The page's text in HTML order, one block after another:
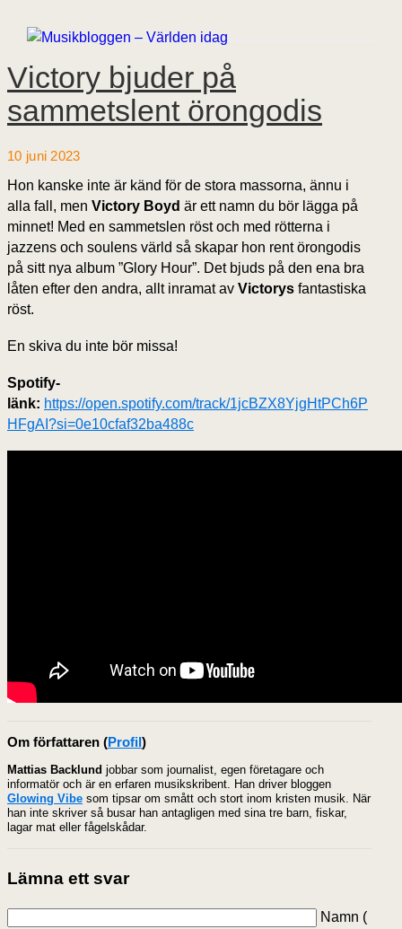
Victory bjuder på
sammetslent örongodis
10 juni 2023
Hon kanske inte är känd för de stora massorna, ännu i
alla fall, men Victory Boyd är ett namn du bör lägga på
minnet! Med en sammetslen röst och med rötterna i
jazzens och soulens värld så skapar hon rent örongodis
på sitt nya album ”Glory Hour”. Det bjuds på den ena bra
låten efter den andra, allt inramat av Victorys fantastiska
röst.
En skiva du inte bör missa!
Spotify-
länk: https://open.spotify.com/track/1jcBZX8YjgHtPCh6P
HFgAI?si=0e10cfaf32ba488c
Om författaren (Profil)
Mattias Backlund jobbar som journalist, egen företagare och
informatör och är en erfaren musikskribent. Han driver bloggen
Glowing Vibe som tipsar om smått och stort inom kristen musik. När
han inte skriver så busar han antagligen med sina tre barn, fiskar,
lagar mat eller fågelskådar.
Lämna ett svar
Namn (